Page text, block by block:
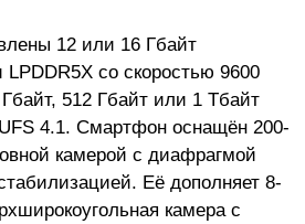
12 или 16 Гбайт
со скоростью 9600
512 Гбайт или 1 Тбайт
4.1. Смартфон оснащён 200-
камерой с диафрагмой
Её дополняет 8-
камера с